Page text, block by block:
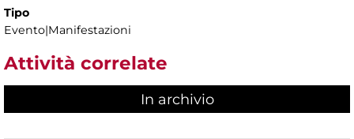
Tipo
Evento|Manifestazioni
Attività correlate
In archivio